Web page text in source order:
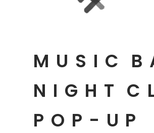
NIGHT
MUSIC
POP-UP